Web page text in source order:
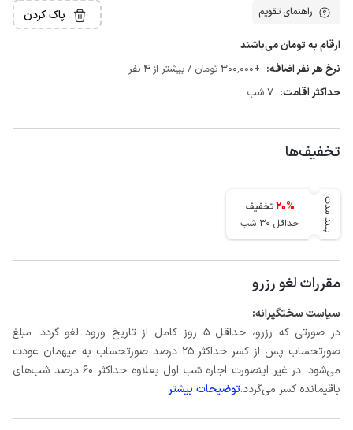
راهنمای تقویم پاک کردن
ارقام به تومان می‌باشند
نرخ هر نفر اضافه: +300٬000 تومان / بیشتر از 4 نفر
حداکثر اقامت: 7 شب
تخفیف‌ها
بلند مدت 20%
تخفیف
حداقل 30 شب
مقررات لغو رزرو
سیاست سختگیرانه:
در صورتی که رزرو، حداقل 5 روز کامل از تاریخ ورود لغو گردد؛ مبلغ
صورتحساب پس از کسر حداکثر 25 درصد صورتحساب به میهمان عودت
می‌شود. در غیر اینصورت اجاره شب اول بعلاوه حداکثر 60 درصد شب‌های
باقیمانده کسر می‌گردد.توضیحات بیشتر